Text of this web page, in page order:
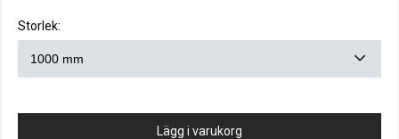
Storlek:
Lägg i varukorg